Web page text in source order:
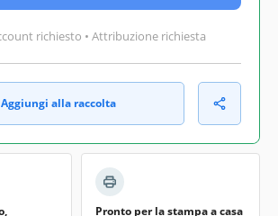
richiesto • Attribuzione richiesta
Aggiungi alla raccolta
Pronto per la stampa a casa